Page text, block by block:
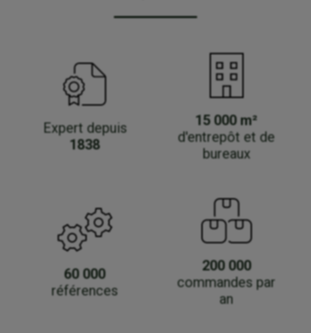
Expert depuis
1838
15 000 m²
d'entrepôt et de
bureaux
60 000
références
200 000
commandes par
an